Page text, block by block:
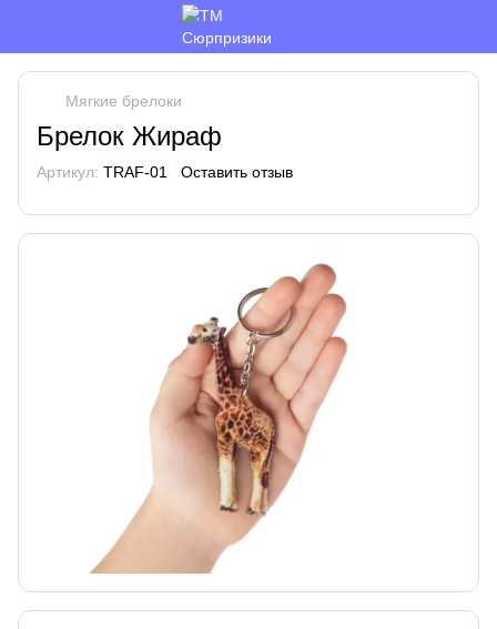
Мягкие брелоки
Брелок Жираф
Артикул: TRAF-01 Оставить отзыв